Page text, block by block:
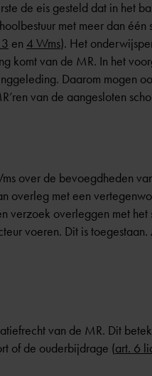
de eis gesteld dat in het
met meer dan
en 4 Wms). Het
komt van de MR. In het
Daarom mogen
van de aangesloten
over de bevoegdheden
overleg met een
verzoek overleggen met het
voeren. Dit is
van de MR. Dit
of de ouderbijdrage (art. 6